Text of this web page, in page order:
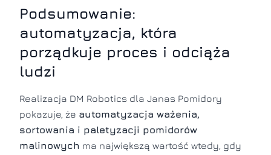
Podsumowanie:
automatyzacja, która
porządkuje proces i odciąża
ludzi
Realizacja DM Robotics dla Janas Pomidory
pokazuje, że automatyzacja ważenia,
sortowania i paletyzacji pomidorów
malinowych ma największą wartość wtedy, gdy